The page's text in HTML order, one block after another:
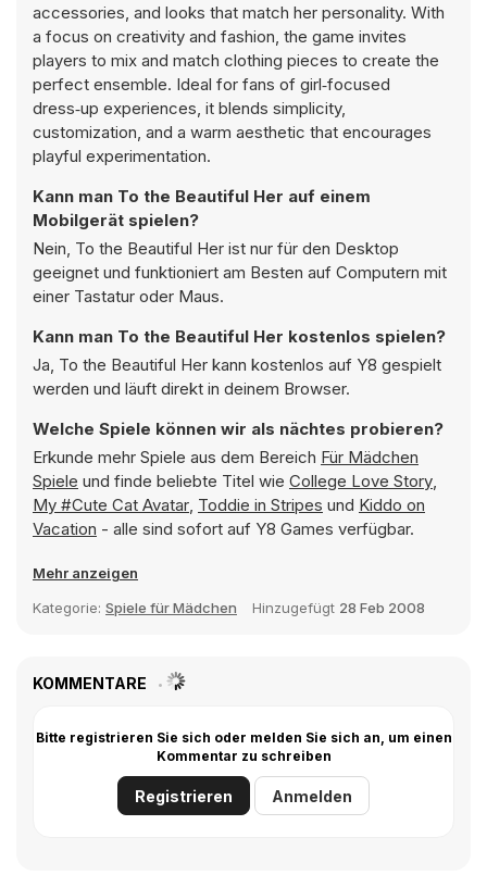
accessories, and looks that match her personality. With
a focus on creativity and fashion, the game invites
players to mix and match clothing pieces to create the
perfect ensemble. Ideal for fans of girl‑focused
dress‑up experiences, it blends simplicity,
customization, and a warm aesthetic that encourages
playful experimentation.
Kann man To the Beautiful Her auf einem
Mobilgerät spielen?
Nein, To the Beautiful Her ist nur für den Desktop
geeignet und funktioniert am Besten auf Computern mit
einer Tastatur oder Maus.
Kann man To the Beautiful Her kostenlos spielen?
Ja, To the Beautiful Her kann kostenlos auf Y8 gespielt
werden und läuft direkt in deinem Browser.
Welche Spiele können wir als nächtes probieren?
Erkunde mehr Spiele aus dem Bereich Für Mädchen
Spiele und finde beliebte Titel wie College Love Story,
My #Cute Cat Avatar, Toddie in Stripes und Kiddo on
Vacation - alle sind sofort auf Y8 Games verfügbar.
Mehr anzeigen
Kategorie: Spiele für Mädchen Hinzugefügt 28 Feb 2008
KOMMENTARE
Bitte registrieren Sie sich oder melden Sie sich an, um einen
Kommentar zu schreiben
Registrieren Anmelden